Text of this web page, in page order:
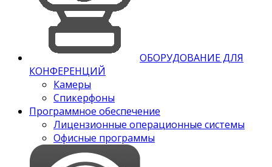
ОБОРУДОВАНИЕ ДЛЯ
КОНФЕРЕНЦИЙ
Камеры
Спикерфоны
Программное обеспечение
Лицензионные операционные системы
Офисные программы